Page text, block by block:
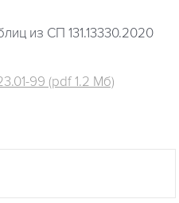
из СП 131.13330.2020
99 (pdf 1.2 Мб)